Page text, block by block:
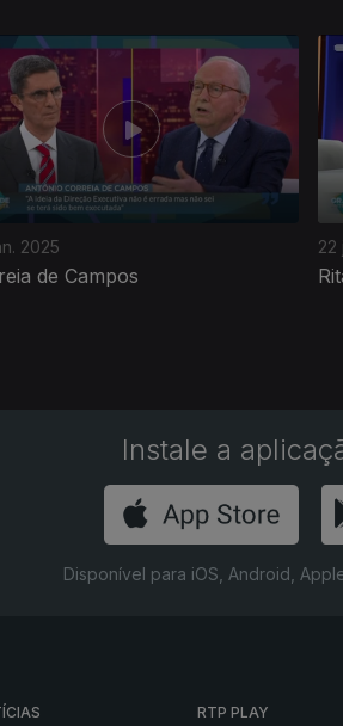
2025
de Campos
22
Instale a
Disponível para iOS, Android,
RTP PLAY